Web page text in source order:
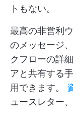
トもない。
最高の非営利
のメッセージ
クフローの詳
アと共有する
用できます。
ュースレター